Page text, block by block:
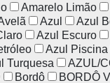
Amarelo Limão
Azul Azul
Azul Escuro
Azul Piscina
Turquesa AZUL/
Bordô BORDÔ